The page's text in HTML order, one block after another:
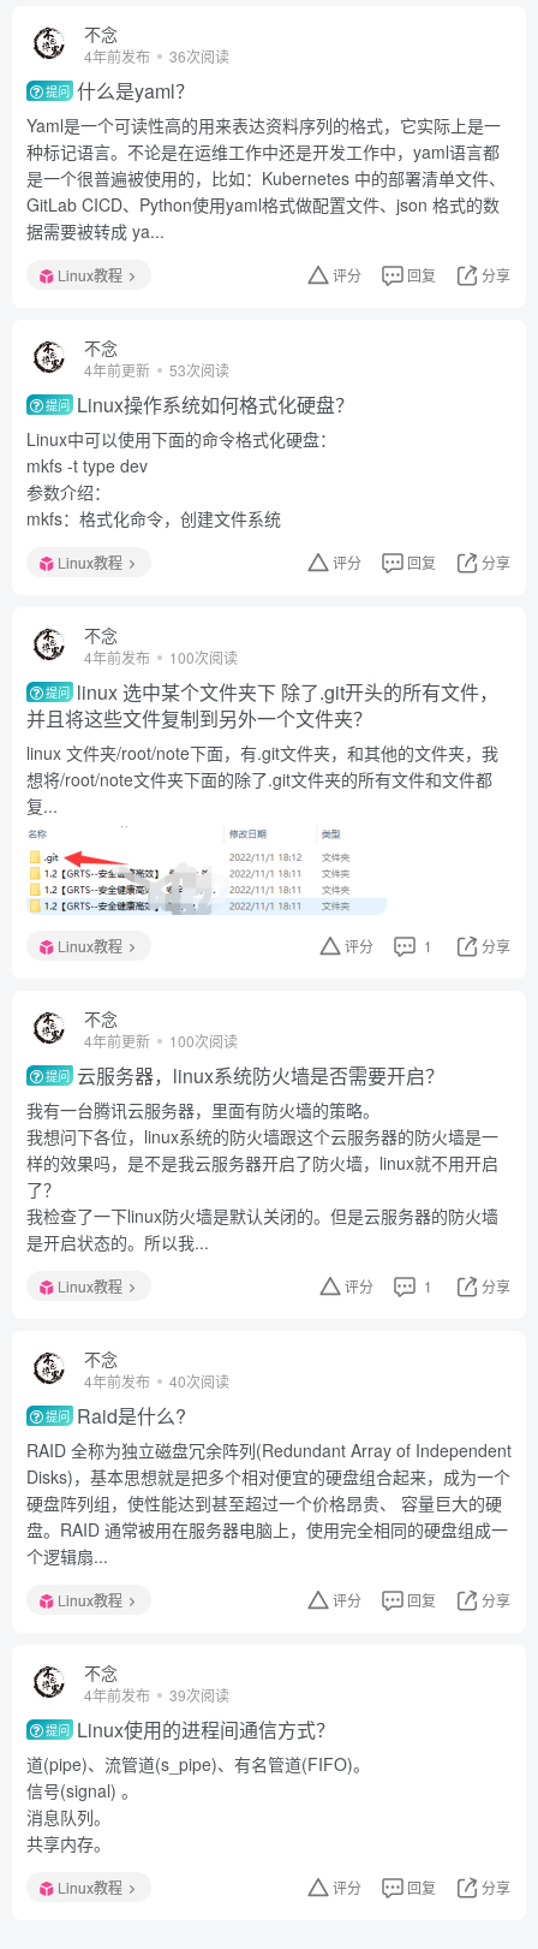
不念
4年前发布 36次阅读
提问 什么是yaml？
Yaml是一个可读性高的用来表达资料序列的格式，它实际上是一
种标记语言。不论是在运维工作中还是开发工作中，yaml语言都
是一个很普遍被使用的，比如：Kubernetes 中的部署清单文件、
GitLab CICD、Python使用yaml格式做配置文件、json 格式的数
据需要被转成 ya...
Linux教程 评分 回复 分享
不念
4年前更新 53次阅读
提问 Linux操作系统如何格式化硬盘？
Linux中可以使用下面的命令格式化硬盘：
mkfs -t type dev
参数介绍：
mkfs：格式化命令，创建文件系统
Linux教程 评分 回复 分享
不念
4年前发布 100次阅读
提问 linux 选中某个文件夹下 除了.git开头的所有文件，
并且将这些文件复制到另外一个文件夹？
linux 文件夹/root/note下面，有.git文件夹，和其他的文件夹，我
想将/root/note文件夹下面的除了.git文件夹的所有文件和文件都
复...
Linux教程 评分 1 分享
不念
4年前更新 100次阅读
提问 云服务器，linux系统防火墙是否需要开启？
我有一台腾讯云服务器，里面有防火墙的策略。
我想问下各位，linux系统的防火墙跟这个云服务器的防火墙是一
样的效果吗，是不是我云服务器开启了防火墙，linux就不用开启
了？
我检查了一下linux防火墙是默认关闭的。但是云服务器的防火墙
是开启状态的。所以我...
Linux教程 评分 1 分享
不念
4年前发布 40次阅读
提问 Raid是什么?
RAID 全称为独立磁盘冗余阵列(Redundant Array of Independent
Disks)，基本思想就是把多个相对便宜的硬盘组合起来，成为一个
硬盘阵列组，使性能达到甚至超过一个价格昂贵、 容量巨大的硬
盘。RAID 通常被用在服务器电脑上，使用完全相同的硬盘组成一
个逻辑扇...
Linux教程 评分 回复 分享
不念
4年前发布 39次阅读
提问 Linux使用的进程间通信方式？
道(pipe)、流管道(s_pipe)、有名管道(FIFO)。
信号(signal) 。
消息队列。
共享内存。
Linux教程 评分 回复 分享